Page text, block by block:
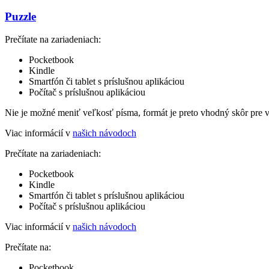
Puzzle
Prečítate na zariadeniach:
Pocketbook
Kindle
Smartfón či tablet s príslušnou aplikáciou
Počítač s príslušnou aplikáciou
Nie je možné meniť veľkosť písma, formát je preto vhodný skôr pre
Viac informácií v našich návodoch
Prečítate na zariadeniach:
Pocketbook
Kindle
Smartfón či tablet s príslušnou aplikáciou
Počítač s príslušnou aplikáciou
Viac informácií v našich návodoch
Prečítate na: